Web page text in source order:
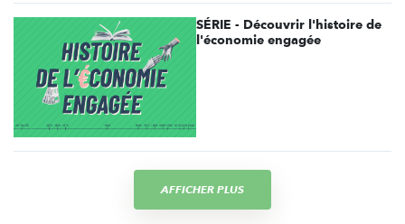
SÉRIE - Découvrir l'histoire de
l'économie engagée
AFFICHER PLUS